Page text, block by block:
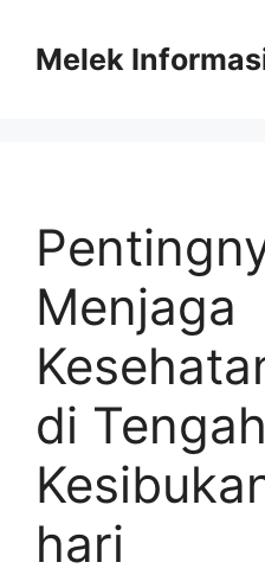
contentMelek
Menjaga
di Tengah
hari